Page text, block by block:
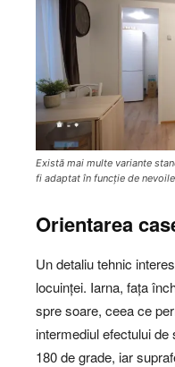
Există mai multe variante
fi adaptat în funcție de
Orientarea
Un detaliu tehnic
locuinței. Iarna, fața
spre soare, ceea ce
intermediul efectului
180 de grade, iar